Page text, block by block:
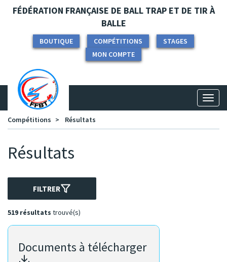
Panneau de gestion des cookies
FÉDÉRATION FRANÇAISE DE BALL TRAP ET DE TIR À
BALLE
BOUTIQUE COMPÉTITIONS
STAGES
MON COMPTE
Compétitions
Résultats
Résultats
FILTRER
519 résultats trouvé(s)
Documents à télécharger